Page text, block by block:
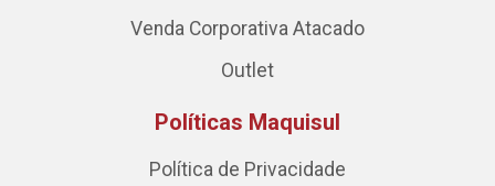
Venda Corporativa Atacado
Outlet
Políticas Maquisul
Política de Privacidade